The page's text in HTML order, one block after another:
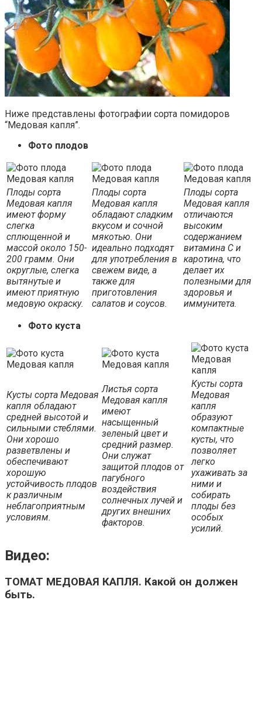
Ниже представлены фотографии сорта помидоров
“Медовая капля”.
Фото плодов
Плоды сорта
Медовая капля
имеют форму
слегка
сплющенной и
массой около 150-
200 грамм. Они
округлые, слегка
вытянутые и
имеют приятную
медовую окраску.
Плоды сорта
Медовая капля
обладают сладким
вкусом и сочной
мякотью. Они
идеально подходят
для употребления в
свежем виде, а
также для
приготовления
салатов и соусов.
Плоды сорта
Медовая капля
отличаются
высоким
содержанием
витамина C и
каротина, что
делает их
полезными для
здоровья и
иммунитета.
Фото куста
Кусты сорта Медовая
капля обладают
средней высотой и
сильными стеблями.
Они хорошо
разветвлены и
обеспечивают
хорошую
устойчивость плодов
к различным
неблагоприятным
условиям.
Листья сорта
Медовая капля
имеют
насыщенный
зеленый цвет и
средний размер.
Они служат
защитой плодов от
пагубного
воздействия
солнечных лучей и
других внешних
факторов.
Кусты сорта
Медовая
капля
образуют
компактные
кусты, что
позволяет
легко
ухаживать за
ними и
собирать
плоды без
особых
усилий.
Видео:
ТОМАТ МЕДОВАЯ КАПЛЯ. Какой он должен
быть.